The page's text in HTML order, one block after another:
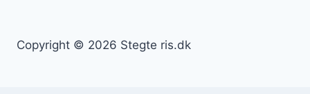
Copyright © 2026 Stegte ris.dk